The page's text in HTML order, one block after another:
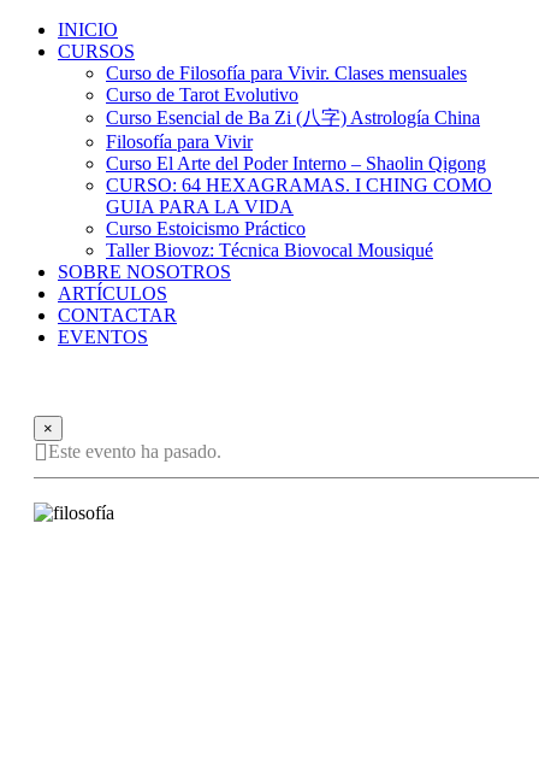
INICIO
CURSOS
Curso de Filosofía para Vivir. Clases mensuales
Curso de Tarot Evolutivo
Curso Esencial de Ba Zi (八字) Astrología China
Filosofía para Vivir
Curso El Arte del Poder Interno – Shaolin Qigong
CURSO: 64 HEXAGRAMAS. I CHING COMO
GUIA PARA LA VIDA
Curso Estoicismo Práctico
Taller Biovoz: Técnica Biovocal Mousiqué
SOBRE NOSOTROS
ARTÍCULOS
CONTACTAR
EVENTOS
×
Este evento ha pasado.